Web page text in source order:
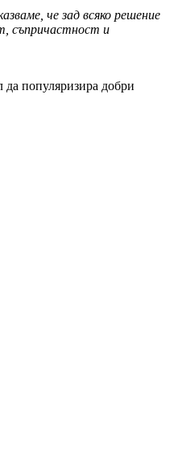
чезад всяко решение
съпричастност и
да популяризира добри